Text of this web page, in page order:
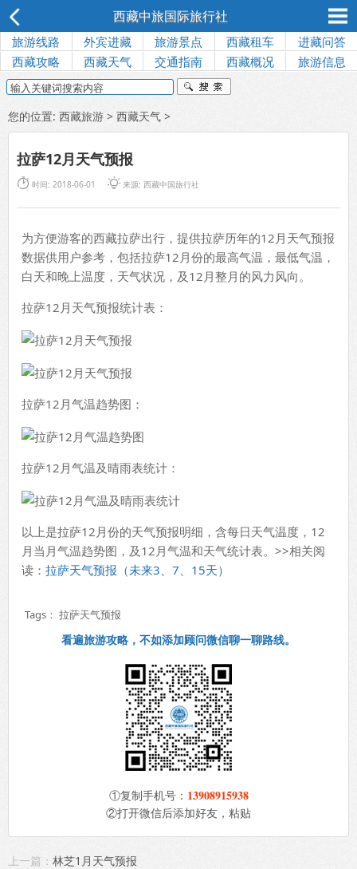
西藏中旅国际旅行社
旅游线路 外宾进藏 旅游景点 西藏租车
进藏问答
西藏攻略
西藏天气 交通指南 西藏概况 旅游信息
您的位置: 西藏旅游 > 西藏天气 >
拉萨12月天气预报
 时间: 2018-06-01 来源: 西藏中国旅行社
为方便游客的西藏拉萨出行，提供拉萨历年的12月天气预报
数据供用户参考，包括拉萨12月份的最高气温，最低气温，
白天和晚上温度，天气状况，及12月整月的风力风向。
拉萨12月天气预报统计表：
拉萨12月气温趋势图：
拉萨12月气温及晴雨表统计：
以上是拉萨12月份的天气预报明细，含每日天气温度，12
月当月气温趋势图，及12月气温和天气统计表。>>相关阅
读： 拉萨天气预报（未来3、7、15天）
Tags： 拉萨天气预报
看遍旅游攻略，不如添加顾问微信聊一聊路线。
①复制手机号： 13908915938
②打开微信后添加好友，粘贴
上一篇： 林芝1月天气预报